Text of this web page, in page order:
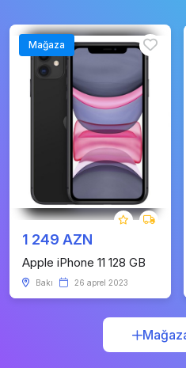
Mağaza
1 249 AZN
Apple iPhone 11 128 GB
Bakı 26 aprel 2023